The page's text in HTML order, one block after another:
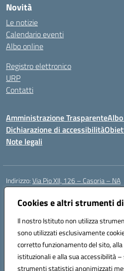
Cookies e altri strumenti
Il nostro Istituto non utilizza
sono utilizzati esclusivamente
corretto funzionamento del sito,
istituzionali e alla sua accessibilità
strumenti statistici anonimizzati
Novità
Le notizie
Calendario eventi
Albo online
Registro elettronico
URP
Contatti
Amministrazione Trasparente
Dichiarazione di accessibilità
Note legali
Indirizzo:Via Pio XII, 126 – Casoria – NA
Centralino:
Posta elettronica certificata (PEC):
Codice fiscale: 93056760635
Codice meccanografico:NAIC8ET00D
Codice Indice delle Pubbliche
Codice unico di fatturazione (CUF): UFVE8K